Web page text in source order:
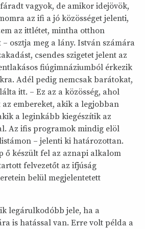
vagyok, de amikor idejövök,
az ifi a jó közösséget jelenti,
az ittlétet, mintha otthon
osztja meg a lány. István számára
csendes szigetet jelent az
fiúgimnáziumból érkezik
Adél pedig nemcsak barátokat,
itt. – Ez az a közösség, ahol
embereket, akik a legjobban
a leginkább kiegészítik az
Az ifis programok mindig elöl
– jelenti ki határozottan.
ő készült fel az aznapi alkalom
felvezetőt az ifjúság
belül megjelentetett
legárulkodóbb jele, ha a
is hatással van. Erre volt példa a